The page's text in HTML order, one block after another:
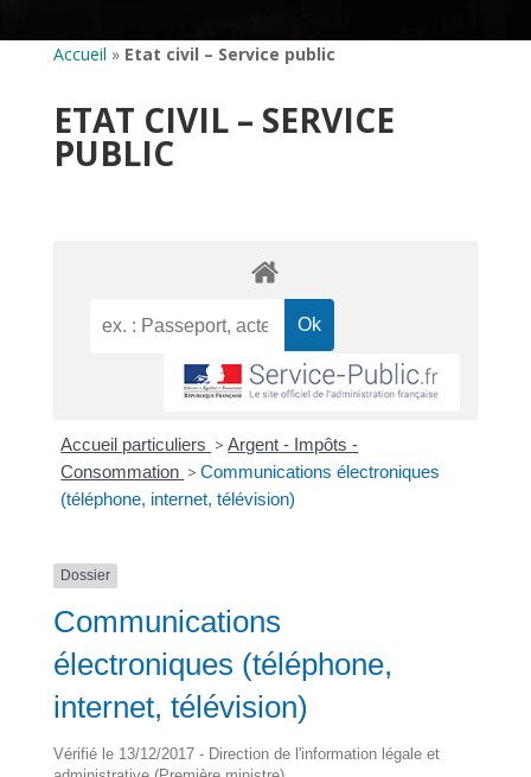
Accueil » Etat civil – Service public
ETAT CIVIL – SERVICE
PUBLIC
Accueil particuliers > Argent - Impôts -
Consommation > Communications électroniques
(téléphone, internet, télévision)
Dossier
Communications
électroniques (téléphone,
internet, télévision)
Vérifié le 13/12/2017 - Direction de l'information légale et